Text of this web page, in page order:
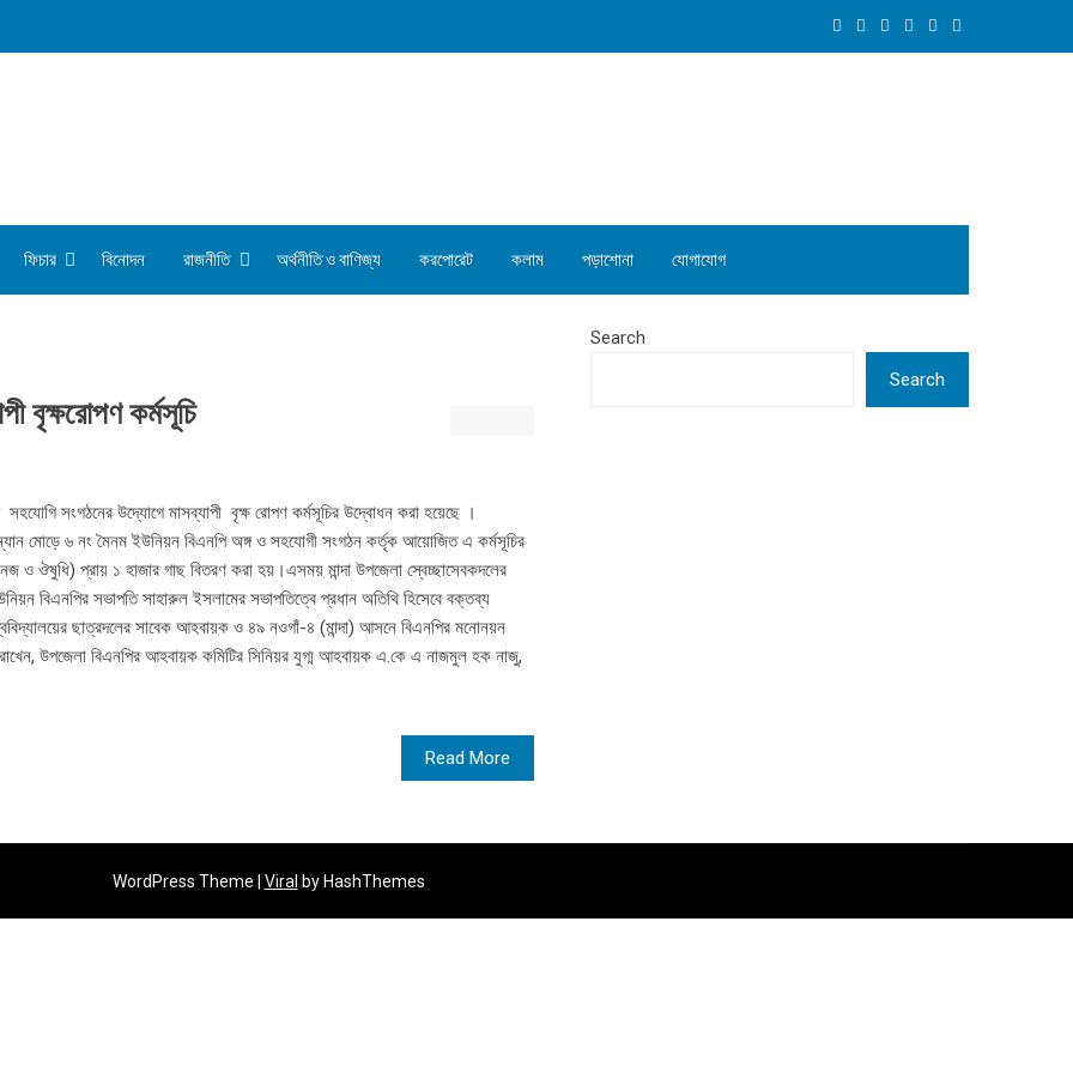
ফিচার বিনোদন রাজনীতি অর্থনীতি ও বাণিজ্য করপোরেট কলাম পড়াশোনা যোগাযোগ
বৃক্ষরোপণ কর্মসূচি
সহযোগি সংগঠনের উদ্যোগে মাসব্যাপী বৃক্ষ রোপণ কর্মসূচির উদ্বোধন করা হয়েছে ।
মোড়ে ৬ নং মৈনম ইউনিয়ন বিএনপি অঙ্গ ও সহযোগী সংগঠন কর্তৃক আয়োজিত এ কর্মসূচির
ঔষুধি) প্রায় ১ হাজার গাছ বিতরণ করা হয়।এসময় মান্দা উপজেলা স্বেচ্ছাসেবকদলের
বিএনপির সভাপতি সাহারুল ইসলামের সভাপতিত্বে প্রধান অতিথি হিসেবে বক্তব্য
ছাত্রদলের সাবেক আহবায়ক ও ৪৯ নওগাঁ-৪ (মান্দা) আসনে বিএনপির মনোনয়ন
উপজেলা বিএনপির আহবায়ক কমিটির সিনিয়র যুগ্ম আহবায়ক এ.কে এ নাজমুল হক নাজু,
Read More
Search
Search
WordPress Theme | Viral by HashThemes